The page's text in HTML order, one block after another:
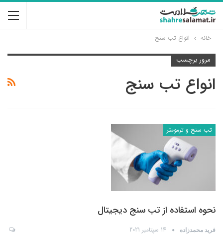
خانه انواع تب سنج
مرور برچسب
انواع تب سنج
تب سنج و ترمومتر
نحوه استفاده از تب سنج دیجیتال
فرید محمدزاده 14 سپتامبر 2021